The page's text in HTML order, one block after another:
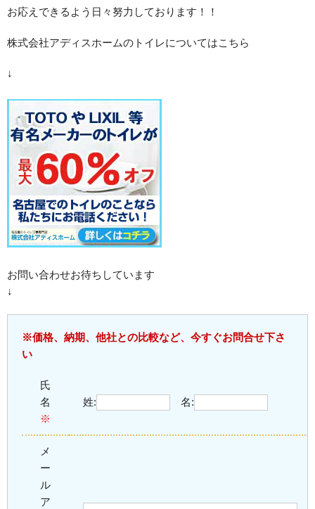
お応えできるよう日々努力しております！！
株式会社アディスホームのトイレについてはこちら
↓
お問い合わせお待ちしています
↓
※価格、納期、他社との比較など、今すぐお問合せ下さ
い
氏
名
※
姓: 名:
メ
ー
ル
ア